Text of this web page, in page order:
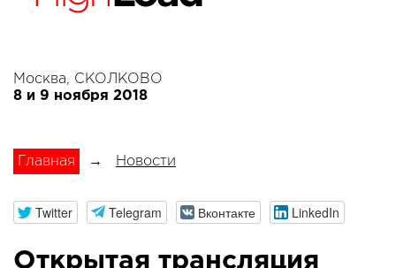
Москва, СКОЛКОВО
8 и 9 ноября 2018
Главная → Новости
Twitter Telegram Вконтакте LinkedIn
Открытая трансляция